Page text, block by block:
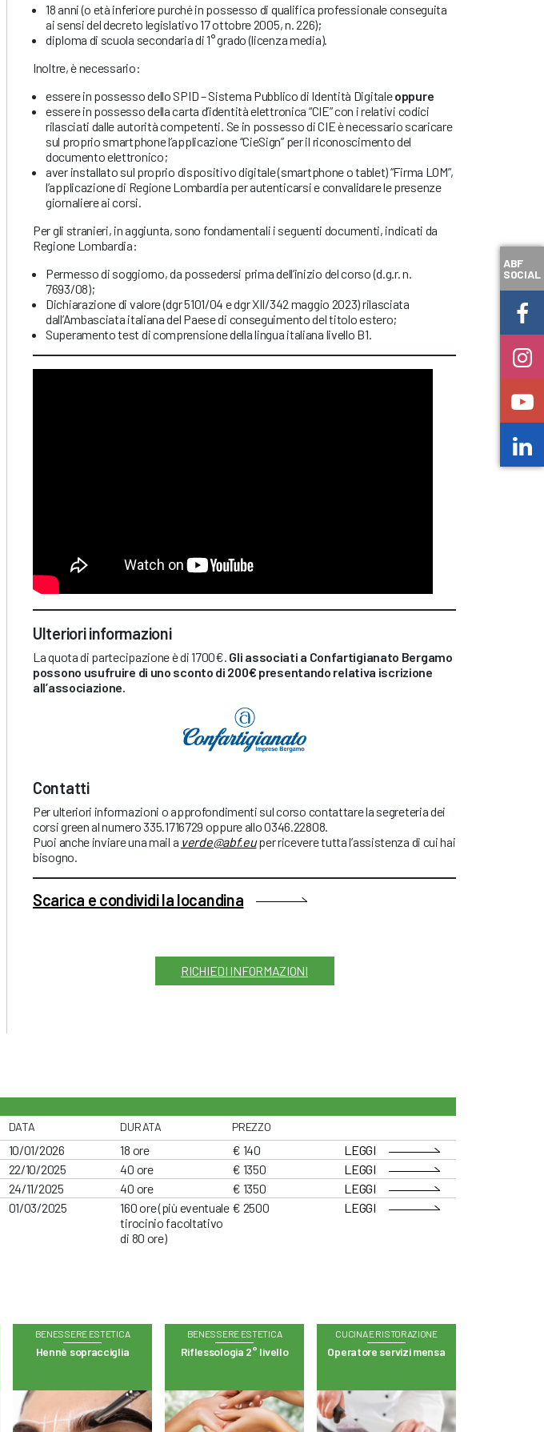
18 anni (o età inferiore purché in possesso di qualifica professionale conseguita
ai sensi del decreto legislativo 17 ottobre 2005, n. 226);
diploma di scuola secondaria di 1° grado (licenza media).
Inoltre, è necessario:
essere in possesso dello SPID – Sistema Pubblico di Identità Digitaleoppure
essere in possesso della carta d’identità elettronica “CIE” con i relativi codici
rilasciati dalle autorità competenti. Se in possesso di CIE è necessario scaricare
sul proprio smartphone l’applicazione “CieSign” per il riconoscimento del
documento elettronico;
aver installato sul proprio dispositivo digitale (smartphone o tablet) “Firma LOM”,
l’applicazione di Regione Lombardia per autenticarsi e convalidare le presenze
giornaliere ai corsi.
Per gli stranieri, in aggiunta, sono fondamentali i seguenti documenti, indicati da
Regione Lombardia:
Permesso di soggiorno, da possedersi prima dell’inizio del corso (d.g.r. n.
7693/08);
Dichiarazione di valore (dgr 5101/04 e dgr XII/342 maggio 2023) rilasciata
dall’Ambasciata italiana del Paese di conseguimento del titolo estero;
Superamento test di comprensione della lingua italiana livello B1.
Ulteriori informazioni
La quota di partecipazione è di 1700€. Gli associati a Confartigianato Bergamo
possono usufruire di uno sconto di 200€ presentando relativa iscrizione
all’associazione.
Contatti
Per ulteriori informazioni o approfondimenti sul corso contattare la segreteria dei
corsi green al numero 335.1716729 oppure allo 0346.22808.
Puoi anche inviare una mail a verde@abf.euper ricevere tutta l’assistenza di cui hai
bisogno.
Scarica e condividi la locandina
RICHIEDI INFORMAZIONI
DATA DURATA PREZZO
10/01/2026 18 ore € 140
LEGGI
22/10/2025 40 ore € 1350
LEGGI
24/11/2025 40 ore € 1350
LEGGI
01/03/2025
160 ore (più eventuale
tirocinio facoltativo
di 80 ore)
€ 2500 LEGGI
BENESSERE ESTETICA
Hennè sopracciglia
BENESSERE ESTETICA
Riflessologia 2° livello
CUCINA E RISTORAZIONE
Operatore servizi mensa
ABF
SOCIAL